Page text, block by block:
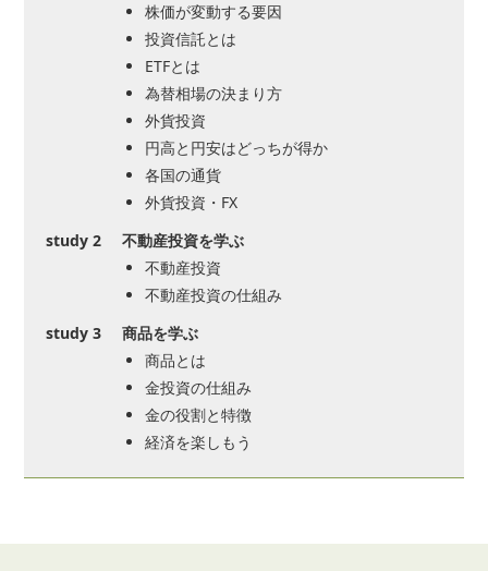
株価が変動する要因
投資信託とは
ETFとは
為替相場の決まり方
外貨投資
円高と円安はどっちが得か
各国の通貨
外貨投資・FX
study 2
不動産投資を学ぶ
不動産投資
不動産投資の仕組み
study 3
商品を学ぶ
商品とは
金投資の仕組み
金の役割と特徴
経済を楽しもう